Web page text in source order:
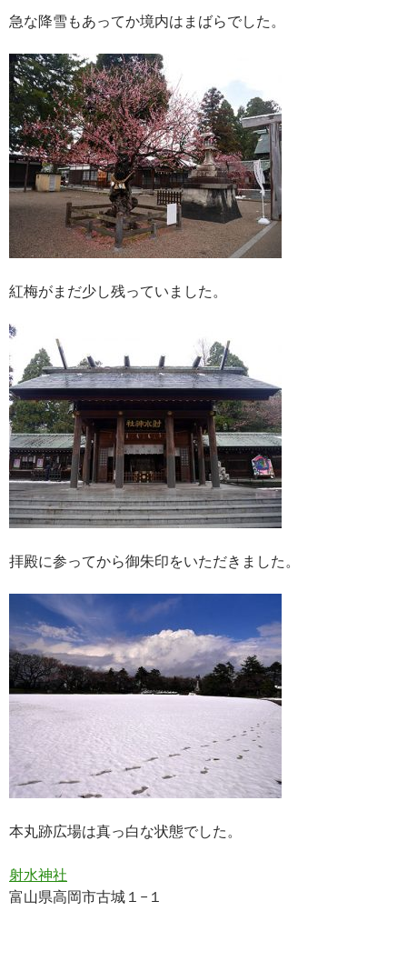
急な降雪もあってか境内はまばらでした。
紅梅がまだ少し残っていました。
拝殿に参ってから御朱印をいただきました。
本丸跡広場は真っ白な状態でした。
射水神社
富山県高岡市古城１−１